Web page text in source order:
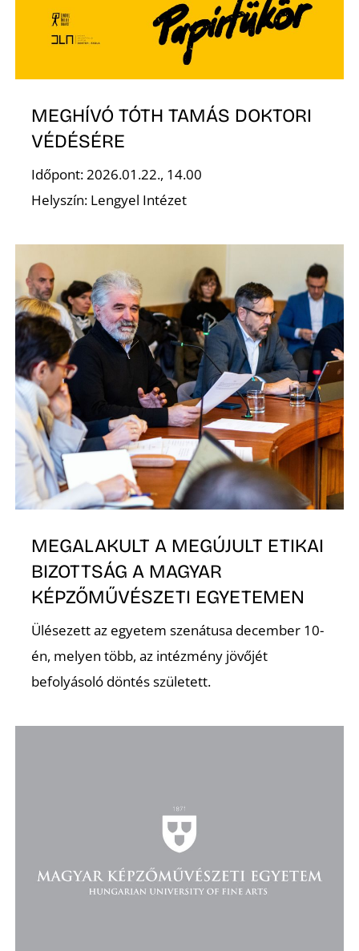
MEGHÍVÓ TÓTH TAMÁS DOKTORI
VÉDÉSÉRE
Időpont: 2026.01.22., 14.00
Helyszín: Lengyel Intézet
MEGALAKULT A MEGÚJULT ETIKAI
BIZOTTSÁG A MAGYAR
KÉPZŐMŰVÉSZETI EGYETEMEN
Ülésezett az egyetem szenátusa december 10-
én, melyen több, az intézmény jövőjét
befolyásoló döntés született.